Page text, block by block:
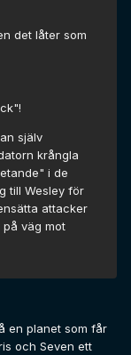
det låter som
själv
krångla
i de
till Wesley för
attacker
väg mot
en planet som får
och Seven ett